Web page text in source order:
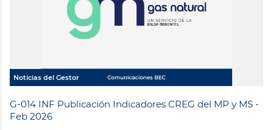
Noticias del Gestor
G-014 INF Publicación Indicadores CREG del MP y MS -
Feb 2026